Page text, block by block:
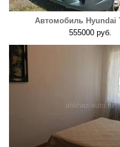
Автомобиль Hyundai
555000 руб.